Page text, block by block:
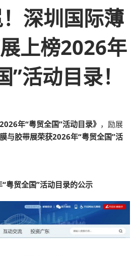
深圳国际薄
上榜2026年
”活动目录！
2026年“粤贸全国”活动目录》 ，励展
与胶带展荣获2026年“粤贸全国”活
粤贸全国”活动目录的公示